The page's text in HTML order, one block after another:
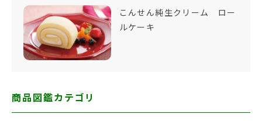
こんせん純生クリーム ロー
ルケーキ
商品図鑑カテゴリ